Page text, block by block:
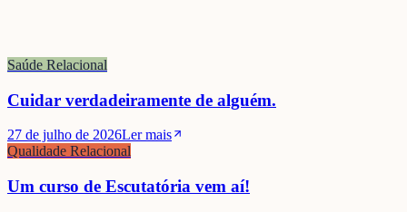
Saúde Relacional
Cuidar verdadeiramente de alguém.
27 de julho de 2026Ler mais
Qualidade Relacional
Um curso de Escutatória vem aí!